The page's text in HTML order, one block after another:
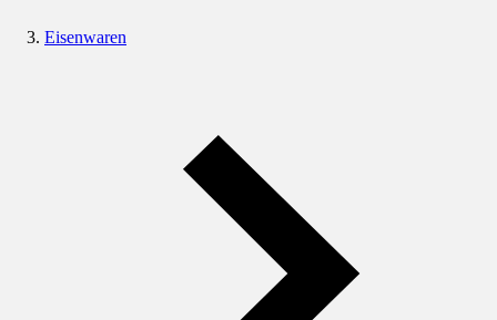
Eisenwaren